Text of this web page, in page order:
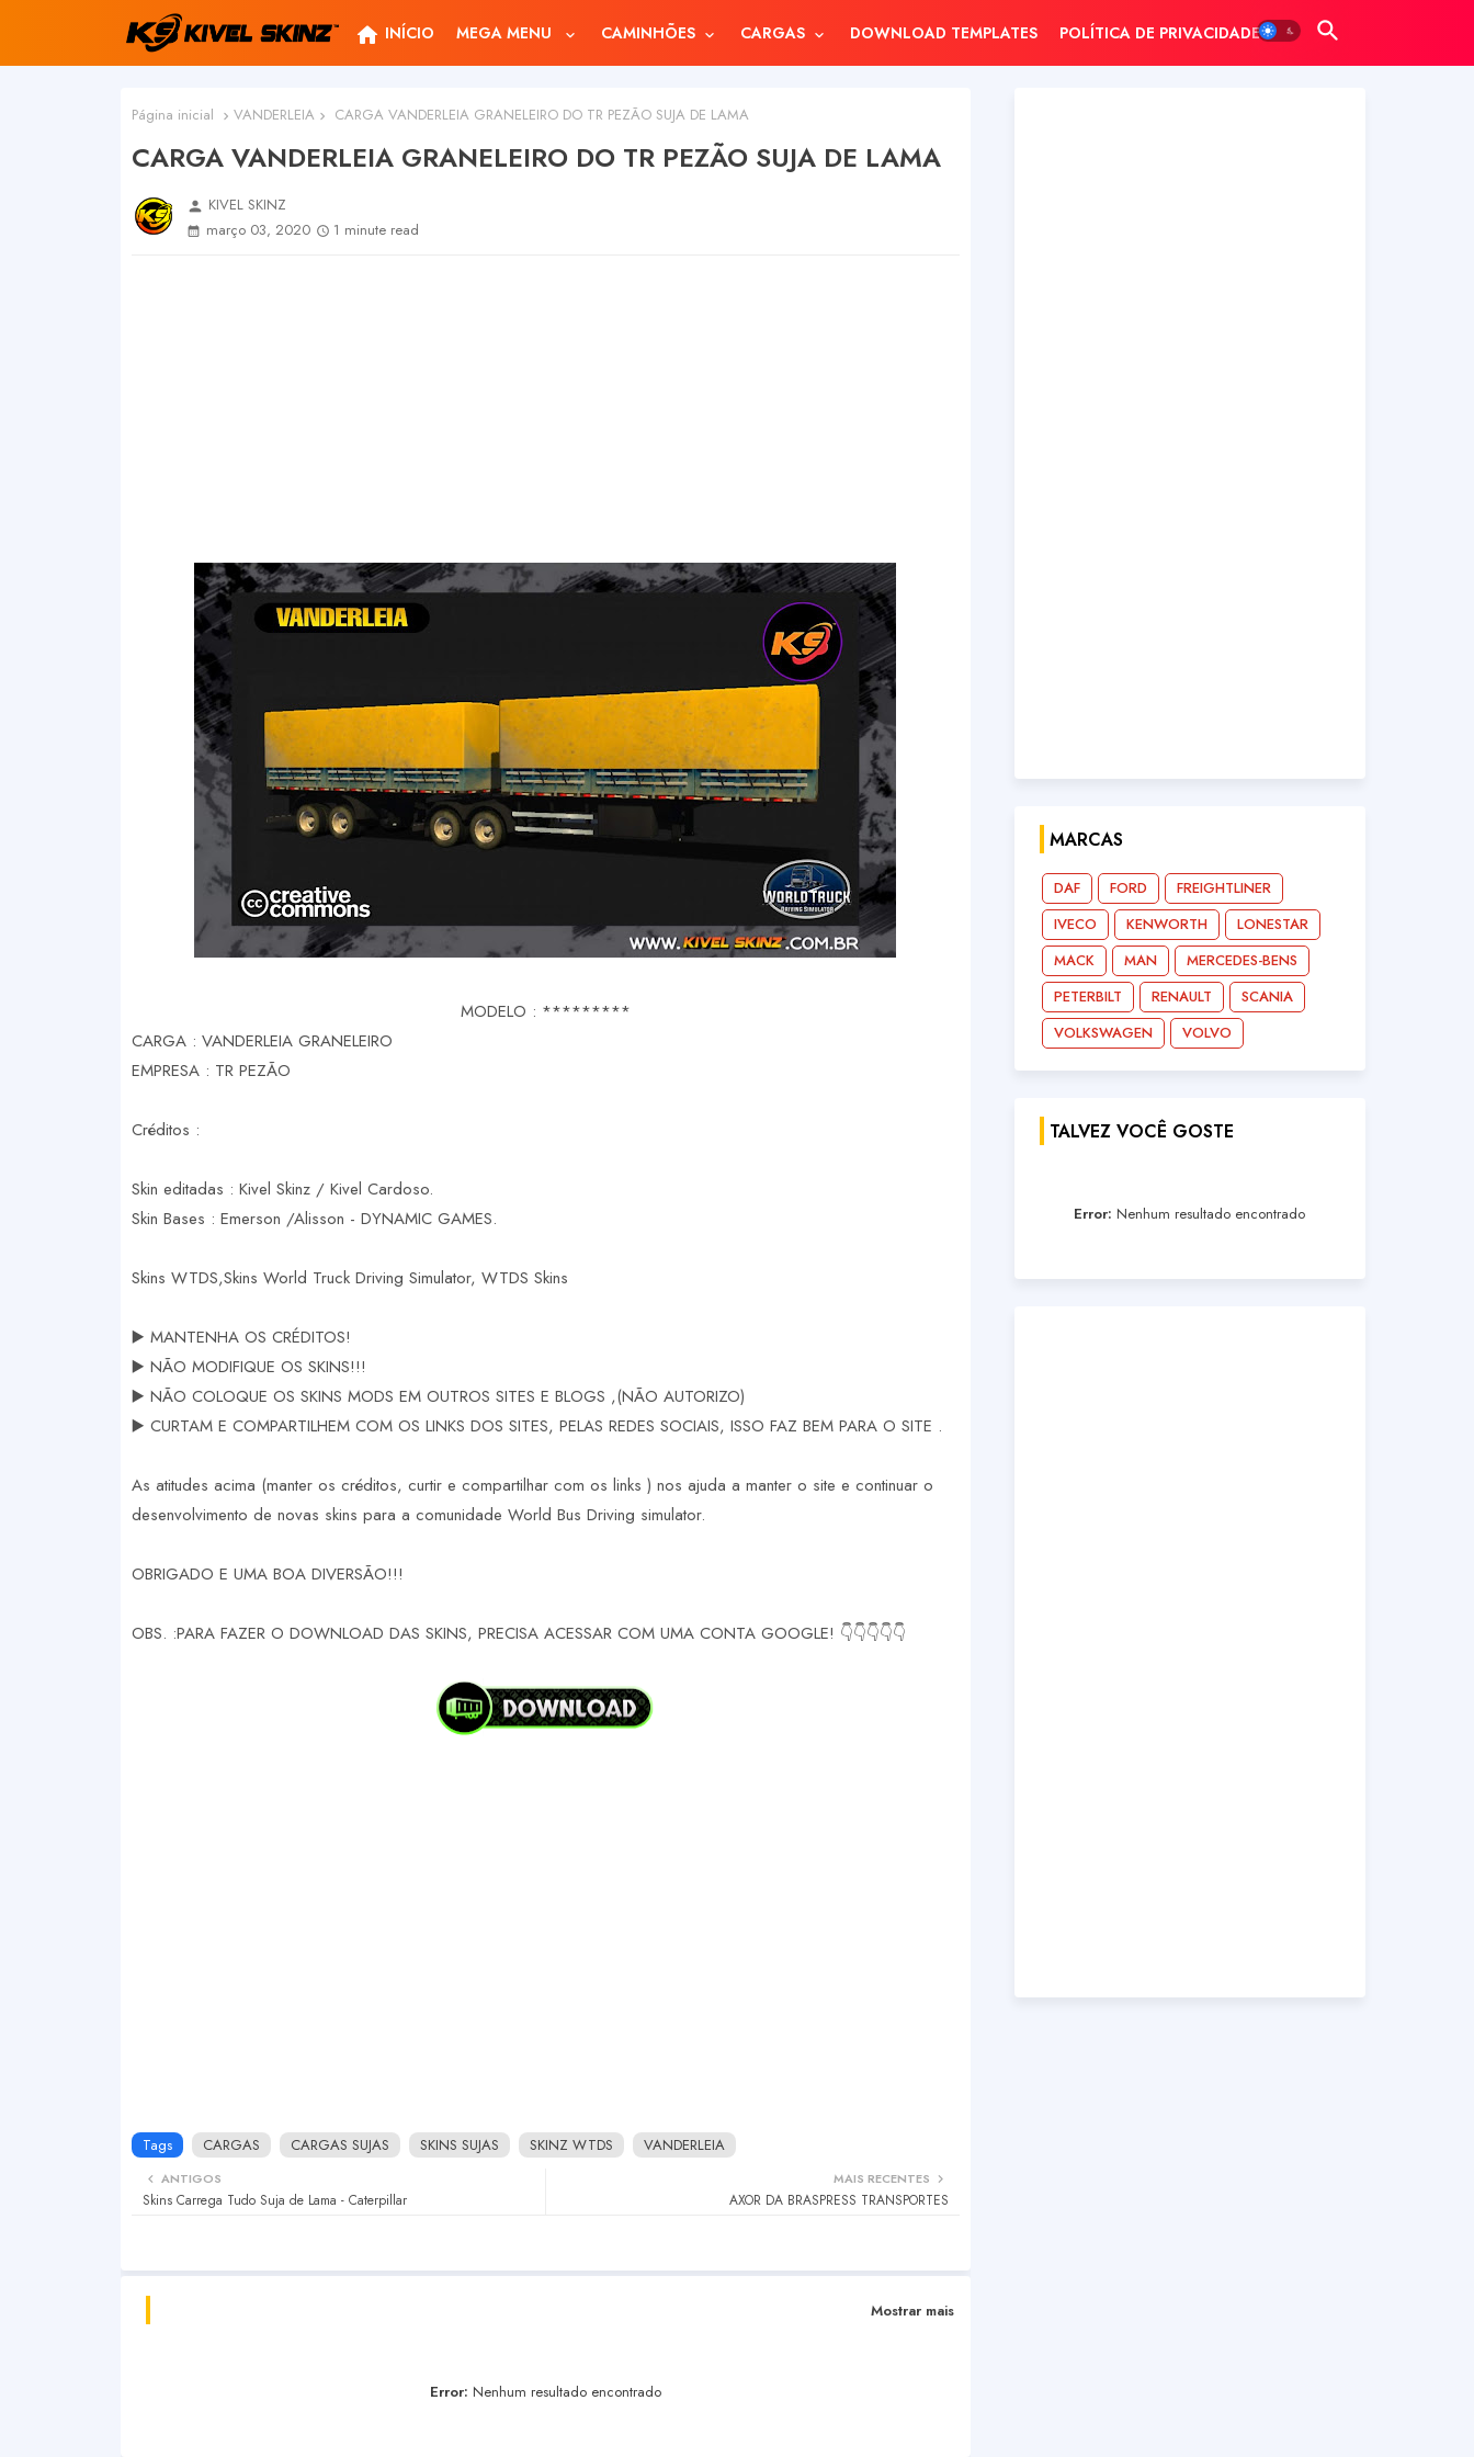
home INÍCIO MEGA MENU CAMINHÕES CARGAS DOWNLOAD TEMPLATES POLÍTICA DE PRIVACIDADE
Página inicial VANDERLEIA CARGA VANDERLEIA GRANELEIRO DO TR PEZÃO SUJA DE LAMA
CARGA VANDERLEIA GRANELEIRO DO TR PEZÃO SUJA DE LAMA
person KIVEL SKINZ
março 03, 2020
1 minute read
MODELO : *********
CARGA : VANDERLEIA GRANELEIRO
EMPRESA : TR PEZÃO
Créditos :
Skin editadas : Kivel Skinz / Kivel Cardoso.
Skin Bases : Emerson /Alisson - DYNAMIC GAMES.
Skins WTDS,Skins World Truck Driving Simulator, WTDS Skins
▶️ MANTENHA OS CRÉDITOS!
▶️ NÃO MODIFIQUE OS SKINS!!!
▶️ NÃO COLOQUE OS SKINS MODS EM OUTROS SITES E BLOGS ,(NÃO AUTORIZO)
▶️ CURTAM E COMPARTILHEM COM OS LINKS DOS SITES, PELAS REDES SOCIAIS, ISSO FAZ BEM PARA O SITE .
As atitudes acima (manter os créditos, curtir e compartilhar com os links ) nos ajuda a manter o site e continuar o
desenvolvimento de novas skins para a comunidade World Bus Driving simulator.
OBRIGADO E UMA BOA DIVERSÃO!!!
OBS. :PARA FAZER O DOWNLOAD DAS SKINS, PRECISA ACESSAR COM UMA CONTA GOOGLE! 👇👇👇👇👇
Tags CARGAS CARGAS SUJAS SKINS SUJAS SKINZ WTDS VANDERLEIA
MAIS RECENTES
AXOR DA BRASPRESS TRANSPORTES
ANTIGOS
Skins Carrega Tudo Suja de Lama - Caterpillar
Mostrar mais
Error: Nenhum resultado encontrado
MARCAS
DAF FORD
FREIGHTLINER
IVECO
KENWORTH
LONESTAR
MACK
MAN
MERCEDES-BENS
PETERBILT
RENAULT
SCANIA
VOLKSWAGEN
VOLVO
TALVEZ VOCÊ GOSTE
Error: Nenhum resultado encontrado